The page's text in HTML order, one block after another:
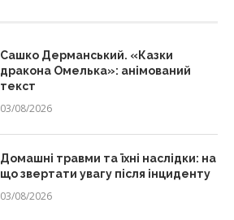
Сашко Дерманський. «Казки
дракона Омелька»: анімований
текст
03/08/2026
Домашні травми та їхні наслідки: на
що звертати увагу після інциденту
03/08/2026